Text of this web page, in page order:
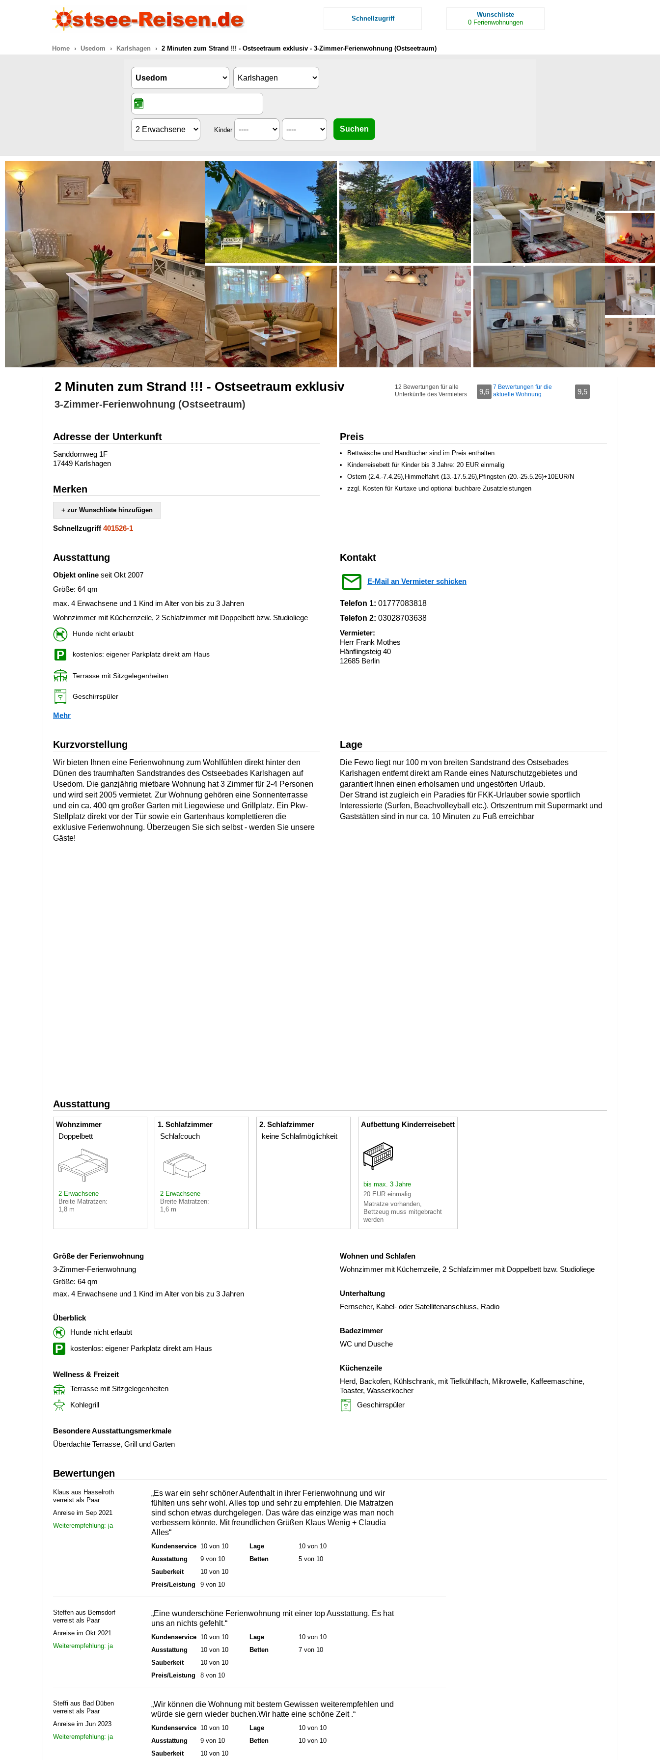
Schnellzugriff
Wunschliste
0 Ferienwohnungen
Home Usedom Karlshagen 2 Minuten zum Strand !!! - Ostseetraum exklusiv - 3-Zimmer-Ferienwohnung (Ostseetraum)
Kinder
2 Minuten zum Strand !!! - Ostseetraum exklusiv
3-Zimmer-Ferienwohnung (Ostseetraum)
12 Bewertungen für alle
Unterkünfte des Vermieters
9,6
7 Bewertungen für die
aktuelle Wohnung
9,5
Adresse der Unterkunft
Sanddornweg 1F
17449 Karlshagen
Merken
+ zur Wunschliste hinzufügen
Schnellzugriff 401526-1
Preis
Bettwäsche und Handtücher sind im Preis enthalten.
Kinderreisebett für Kinder bis 3 Jahre: 20 EUR einmalig
Ostern (2.4.-7.4.26),Himmelfahrt (13.-17.5.26),Pfingsten (20.-25.5.26)+10EUR/N
zzgl. Kosten für Kurtaxe und optional buchbare Zusatzleistungen
Ausstattung
Objekt online seit Okt 2007
Größe: 64 qm
max. 4 Erwachsene und 1 Kind im Alter von bis zu 3 Jahren
Wohnzimmer mit Küchernzeile, 2 Schlafzimmer mit Doppelbett bzw. Studioliege
Hunde nicht erlaubt
kostenlos: eigener Parkplatz direkt am Haus
Terrasse mit Sitzgelegenheiten
Geschirrspüler
Mehr
Kontakt
E-Mail an Vermieter schicken
Telefon 1: 01777083818
Telefon 2: 03028703638
Vermieter:
Herr Frank Mothes
Hänflingsteig 40
12685 Berlin
Kurzvorstellung
Wir bieten Ihnen eine Ferienwohnung zum Wohlfühlen direkt hinter den
Dünen des traumhaften Sandstrandes des Ostseebades Karlshagen auf
Usedom. Die ganzjährig mietbare Wohnung hat 3 Zimmer für 2-4 Personen
und wird seit 2005 vermietet. Zur Wohnung gehören eine Sonnenterrasse
und ein ca. 400 qm großer Garten mit Liegewiese und Grillplatz. Ein Pkw-
Stellplatz direkt vor der Tür sowie ein Gartenhaus komplettieren die
exklusive Ferienwohnung. Überzeugen Sie sich selbst - werden Sie unsere
Gäste!
Lage
Die Fewo liegt nur 100 m von breiten Sandstrand des Ostsebades
Karlshagen entfernt direkt am Rande eines Naturschutzgebietes und
garantiert Ihnen einen erholsamen und ungestörten Urlaub.
Der Strand ist zugleich ein Paradies für FKK-Urlauber sowie sportlich
Interessierte (Surfen, Beachvolleyball etc.). Ortszentrum mit Supermarkt und
Gaststätten sind in nur ca. 10 Minuten zu Fuß erreichbar
Ausstattung
Wohnzimmer
Doppelbett
2 Erwachsene
Breite Matratzen:
1,8 m
1. Schlafzimmer
Schlafcouch
2 Erwachsene
Breite Matratzen:
1,6 m
2. Schlafzimmer
keine Schlafmöglichkeit
Aufbettung Kinderreisebett
bis max. 3 Jahre
20 EUR einmalig
Matratze vorhanden,
Bettzeug muss mitgebracht
werden
Größe der Ferienwohnung
3-Zimmer-Ferienwohnung
Größe: 64 qm
max. 4 Erwachsene und 1 Kind im Alter von bis zu 3 Jahren
Überblick
Hunde nicht erlaubt
kostenlos: eigener Parkplatz direkt am Haus
Wellness & Freizeit
Terrasse mit Sitzgelegenheiten
Kohlegrill
Besondere Ausstattungsmerkmale
Überdachte Terrasse, Grill und Garten
Wohnen und Schlafen
Wohnzimmer mit Küchernzeile, 2 Schlafzimmer mit Doppelbett bzw. Studioliege
Unterhaltung
Fernseher, Kabel- oder Satellitenanschluss, Radio
Badezimmer
WC und Dusche
Küchenzeile
Herd, Backofen, Kühlschrank, mit Tiefkühlfach, Mikrowelle, Kaffeemaschine,
Toaster, Wasserkocher
Geschirrspüler
Bewertungen
Klaus aus Hasselroth
verreist als Paar
Anreise im Sep 2021
Weiterempfehlung: ja
„Es war ein sehr schöner Aufenthalt in ihrer Ferienwohnung und wir
fühlten uns sehr wohl. Alles top und sehr zu empfehlen. Die Matratzen
sind schon etwas durchgelegen. Das wäre das einzige was man noch
verbessern könnte. Mit freundlichen Grüßen Klaus Wenig + Claudia
Alles“
Kundenservice 10 von 10
Ausstattung
9 von 10
Sauberkeit
10 von 10
Preis/Leistung
9 von 10
Lage
10 von 10
Betten
5 von 10
Steffen aus Bernsdorf
verreist als Paar
Anreise im Okt 2021
Weiterempfehlung: ja
„Eine wunderschöne Ferienwohnung mit einer top Ausstattung. Es hat
uns an nichts gefehlt.“
Kundenservice 10 von 10
Ausstattung
10 von 10
Sauberkeit
10 von 10
Preis/Leistung
8 von 10
Lage
10 von 10
Betten
7 von 10
Steffi aus Bad Düben
verreist als Paar
Anreise im Jun 2023
Weiterempfehlung: ja
„Wir können die Wohnung mit bestem Gewissen weiterempfehlen und
würde sie gern wieder buchen.Wir hatte eine schöne Zeit .“
Kundenservice 10 von 10
Ausstattung
9 von 10
Sauberkeit
10 von 10
Lage
10 von 10
Betten
10 von 10